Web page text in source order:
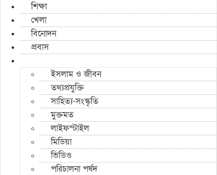
শিক্ষা
খেলা
বিনোদন
প্রবাস
ইসলাম ও জীবন
তথ্যপ্রযুক্তি
সাহিত্য-সংস্কৃতি
মুক্তমত
লাইফস্টাইল
মিডিয়া
ভিডিও
পরিচালনা পর্ষদ